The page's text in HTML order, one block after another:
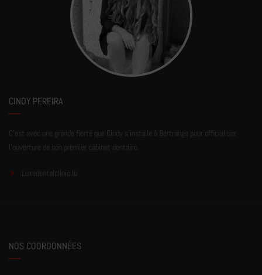
CINDY PEREIRA
C'est avec une grande fierté que Cindy s'installe à Bertrange pour officialiser
l'ouverture de son premier cabinet dentaire.
Luxedentalclinic.lu
NOS COORDONNÉES